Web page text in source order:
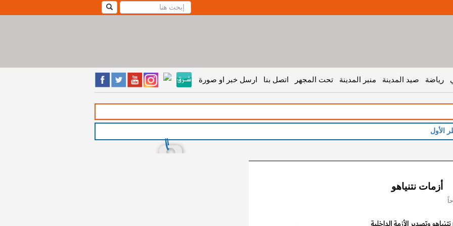
رياضة صيد المدينة منبر المدينة تحت المجهر اتصل بنا ارسل خبر او صورة
الأول
أزمات نتنياهو